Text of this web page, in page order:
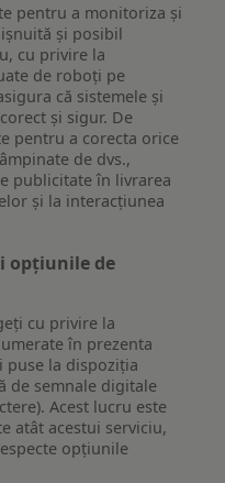
pentru a monitoriza și
și posibil
cu privire la
de roboți pe
că sistemele și
și sigur. De
pentru a corecta orice
de dvs.,
publicitate în livrarea
și la interacțiunea
opțiunile de
cu privire la
în prezenta
puse la dispoziția
de semnale digitale
Acest lucru este
atât acestui serviciu,
opțiunile